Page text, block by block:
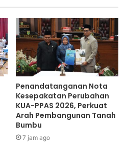
Penandatanganan Nota
Kesepakatan Perubahan
KUA-PPAS 2026, Perkuat
Arah Pembangunan Tanah
Bumbu
7 jam ago